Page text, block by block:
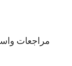
مراجعات